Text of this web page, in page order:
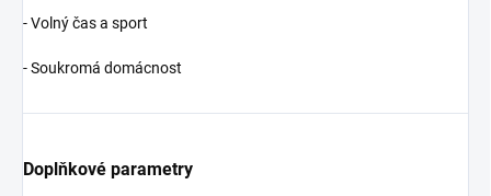
- Volný čas a sport
- Soukromá domácnost
Doplňkové parametry